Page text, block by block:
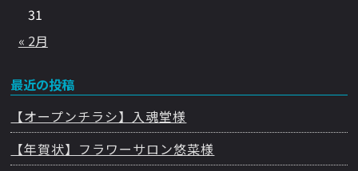
« 2月
31
最近の投稿
【オープンチラシ】入魂堂様
【年賀状】フラワーサロン悠菜様